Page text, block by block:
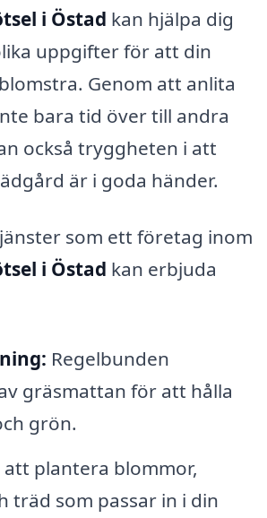
i Östad kan hjälpa dig
uppgifter för att din
Genom att anlita
bara tid över till andra
också tryggheten i att
är i goda händer.
som ett företag inom
i Östad kan erbjuda
Regelbunden
gräsmattan för att hålla
grön.
att plantera blommor,
träd som passar in i din